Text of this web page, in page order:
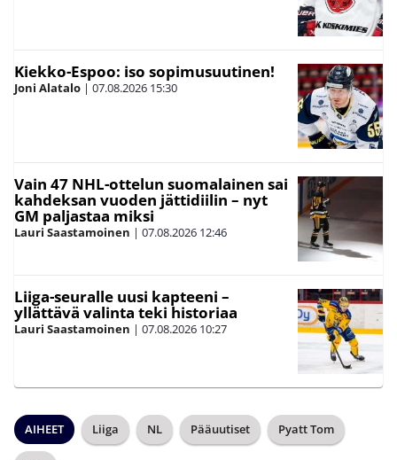
Kiekko-Espoo: iso sopimusuutinen!
Joni Alatalo | 07.08.2026 15:30
Vain 47 NHL-ottelun suomalainen sai
kahdeksan vuoden jättidiilin – nyt
GM paljastaa miksi
Lauri Saastamoinen | 07.08.2026 12:46
Liiga-seuralle uusi kapteeni –
yllättävä valinta teki historiaa
Lauri Saastamoinen | 07.08.2026 10:27
AIHEET Liiga NL Pääuutiset Pyatt Tom